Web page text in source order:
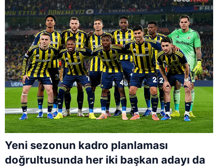
Yeni sezonun kadro planlaması
doğrultusunda her iki başkan adayı da